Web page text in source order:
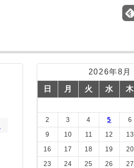
2026年8月
日 月 火 水 木
2
3 4 5 6
9
10 11 12 13
16
17 18 19 20
23
24 25 26 27